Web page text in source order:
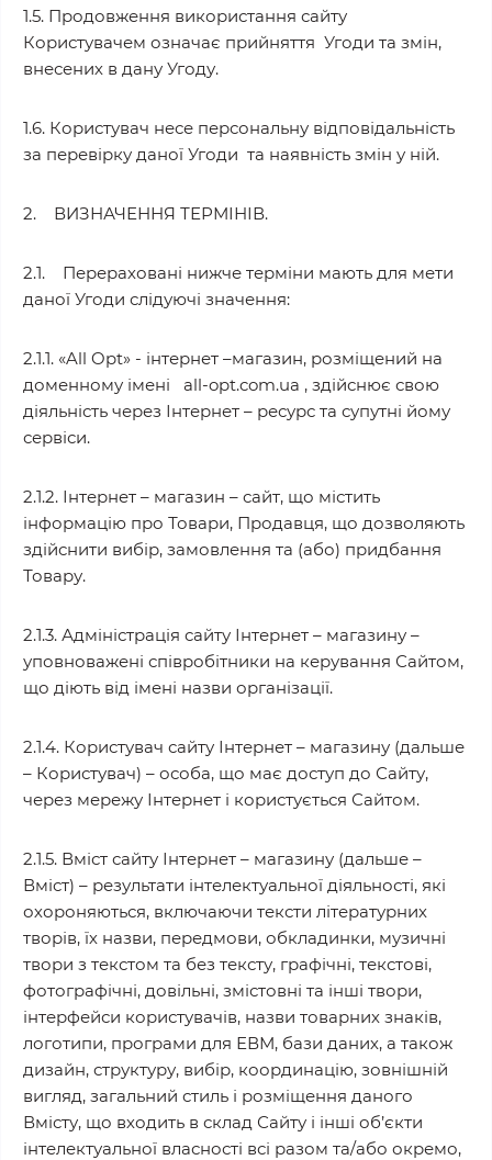
1.5. Продовження використання сайту
Користувачем означає прийняття Угоди та змін,
внесених в дану Угоду.
1.6. Користувач несе персональну відповідальність
за перевірку даної Угоди та наявність змін у ній.
2. ВИЗНАЧЕННЯ ТЕРМІНІВ.
2.1. Перераховані нижче терміни мають для мети
даної Угоди слідуючі значення:
2.1.1. «All Opt» - інтернет –магазин, розміщений на
доменному імені all-opt.com.ua , здійснює свою
діяльність через Інтернет – ресурс та супутні йому
сервіси.
2.1.2. Інтернет – магазин – сайт, що містить
інформацію про Товари, Продавця, що дозволяють
здійснити вибір, замовлення та (або) придбання
Товару.
2.1.3. Адміністрація сайту Інтернет – магазину –
уповноважені співробітники на керування Сайтом,
що діють від імені назви організації.
2.1.4. Користувач сайту Інтернет – магазину (дальше
– Користувач) – особа, що має доступ до Сайту,
через мережу Інтернет і користується Сайтом.
2.1.5. Вміст сайту Інтернет – магазину (дальше –
Вміст) – результати інтелектуальної діяльності, які
охороняються, включаючи тексти літературних
творів, їх назви, передмови, обкладинки, музичні
твори з текстом та без тексту, графічні, текстові,
фотографічні, довільні, змістовні та інші твори,
інтерфейси користувачів, назви товарних знаків,
логотипи, програми для ЕВМ, бази даних, а також
дизайн, структуру, вибір, координацію, зовнішній
вигляд, загальний стиль і розміщення даного
Вмісту, що входить в склад Сайту і інші об’єкти
інтелектуальної власності всі разом та/або окремо,